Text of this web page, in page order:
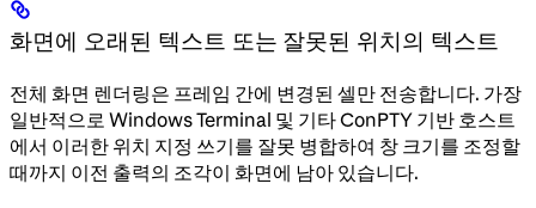
화면에 오래된 텍스트 또는 잘못된 위치의 텍스트
전체 화면 렌더링은 프레임 간에 변경된 셀만 전송합니다. 가장
일반적으로 Windows Terminal 및 기타 ConPTY 기반 호스트
에서 이러한 위치 지정 쓰기를 잘못 병합하여 창 크기를 조정할
때까지 이전 출력의 조각이 화면에 남아 있습니다.